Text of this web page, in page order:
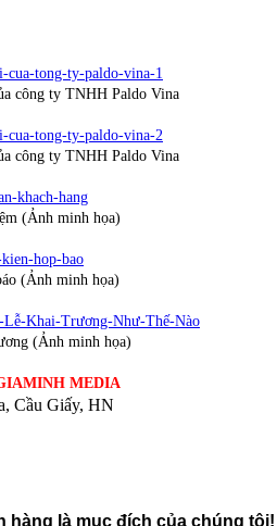
công ty TNHH Paldo Vina
công ty TNHH Paldo Vina
(Ảnh minh họa)
(Ảnh minh họa)
(Ảnh minh họa)
MEDIA
Cầu Giấy, HN
là mục đích của chúng tôi!